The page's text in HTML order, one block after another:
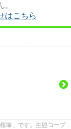
はこちら
塚」です。生協コープ